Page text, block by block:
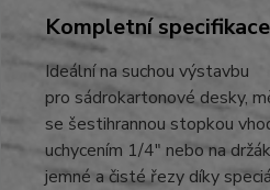
Kompletní specifikace
Ideální na suchou výstavbu
pro sádrokartonové desky,
se šestihrannou stopkou
uchycením 1/4" nebo na
jemné a čisté řezy díky